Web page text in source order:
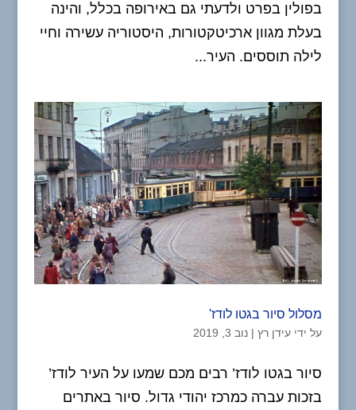
בפולין בפרט ולדעתי גם באירופה בכלל, והינה
בעלת מגוון ארכיטקטורות, היסטוריה עשירה וחיי
לילה תוססים. העיר...
מסלול סיור בגטו לודז'
על ידי עידן רץ| נוב 3, 2019
סיור בגטו לודז’ רבים מכם שמעו על העיר לודז’
בזכות עברה כמרכז יהודי גדול. סיור באתרים